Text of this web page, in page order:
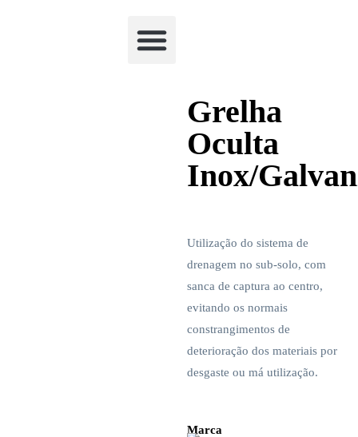
Grelha
Oculta
Inox/
Utilização do sistema de
drenagem no sub-solo, com
sanca de captura ao centro,
evitando os normais
constrangimentos de
deterioração dos materiais por
desgaste ou má utilização.
Marca